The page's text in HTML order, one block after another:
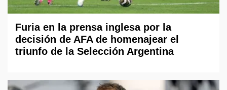
Furia en la prensa inglesa por la
decisión de AFA de homenajear el
triunfo de la Selección Argentina